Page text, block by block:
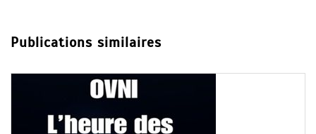
Publications similaires